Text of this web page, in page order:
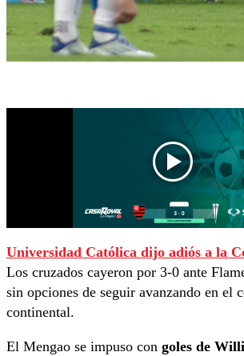
Universidad Católica dijo adiós a la
Los cruzados cayeron por 3-0 ante
sin opciones de seguir avanzando en el
continental.
El Mengao se impuso con goles de